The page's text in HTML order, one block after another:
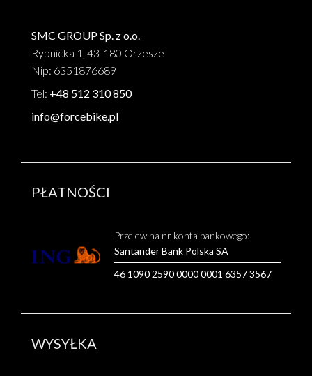
SMC GROUP Sp. z o.o.
Rybnicka 1, 43-180 Orzesze
Nip: 6351876689
Tel: +48 512 310 850
info@forcebike.pl
PŁATNOŚCI
Przelew na nr konta bankowego:
Santander Bank Polska SA
46 1090 2590 0000 0001 6357 3567
WYSYŁKA